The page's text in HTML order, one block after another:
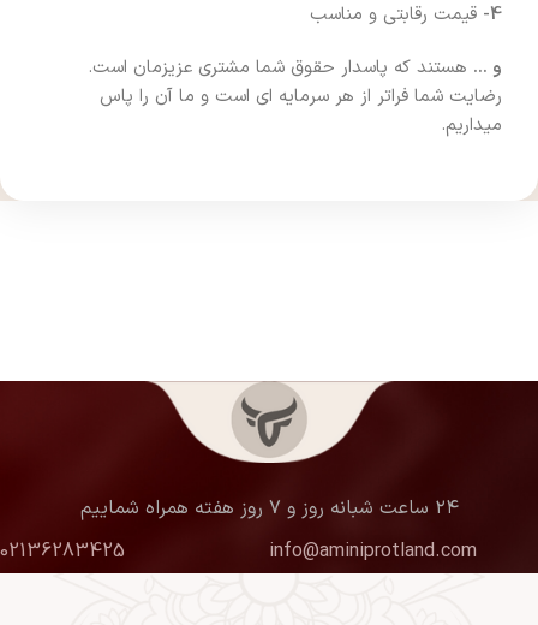
4- قیمت رقابتی و مناسب
و … هستند که پاسدار حقوق شما مشتری عزیزمان است.
رضایت شما فراتر از هر سرمایه ای است و ما آن را پاس
میداریم.
۲۴ ساعت شبانه روز و ۷ روز هفته همراه شماییم
info@aminiprotland.com
02136283425